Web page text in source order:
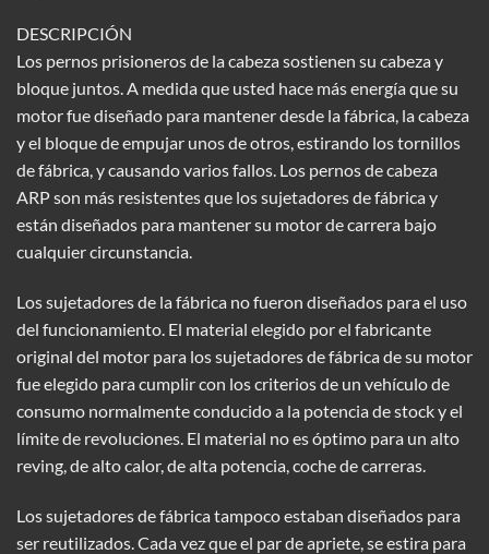
DESCRIPCIÓN
Los pernos prisioneros de la cabeza sostienen su cabeza y
bloque juntos. A medida que usted hace más energía que su
motor fue diseñado para mantener desde la fábrica, la cabeza
y el bloque de empujar unos de otros, estirando los tornillos
de fábrica, y causando varios fallos. Los pernos de cabeza
ARP son más resistentes que los sujetadores de fábrica y
están diseñados para mantener su motor de carrera bajo
cualquier circunstancia.
Los sujetadores de la fábrica no fueron diseñados para el uso
del funcionamiento. El material elegido por el fabricante
original del motor para los sujetadores de fábrica de su motor
fue elegido para cumplir con los criterios de un vehículo de
consumo normalmente conducido a la potencia de stock y el
límite de revoluciones. El material no es óptimo para un alto
reving, de alto calor, de alta potencia, coche de carreras.
Los sujetadores de fábrica tampoco estaban diseñados para
ser reutilizados. Cada vez que el par de apriete, se estira para